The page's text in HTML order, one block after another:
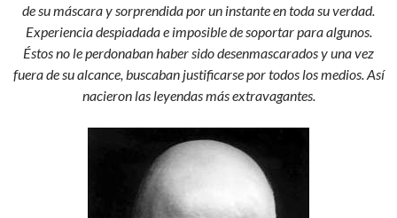
de su máscara y sorprendida por un instante en toda su verdad.
Experiencia despiadada e imposible de soportar para algunos.
Éstos no le perdonaban haber sido desenmascarados y una vez
fuera de su alcance, buscaban justificarse por todos los medios. Así
nacieron las leyendas más extravagantes.